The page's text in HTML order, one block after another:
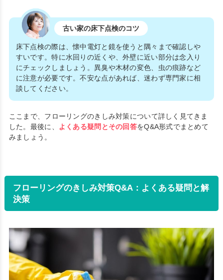
古い家の床下点検のコツ
床下点検の際は、懐中電灯と鏡を使うと隅々まで確認しや
すいです。特に水回りの近くや、外壁に近い部分は念入り
にチェックしましょう。異臭や木材の変色、虫の痕跡など
に注意が必要です。不安な点があれば、迷わず専門家に相
談してください。
ここまで、フローリングのきしみ対策について詳しく見てきま
した。最後に、
よくある疑問とその回答をQ&A形式でまとめて
みましょう。
フローリングのきしみ対策Q&A：よくある疑問と解
決策